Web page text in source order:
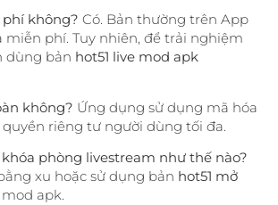
phí không? Có. Bản thường trên App
miễn phí. Tuy nhiên, để trải nghiệm
dùng bản hot51 live mod apk
không? Ứng dụng sử dụng mã hóa
quyền riêng tư người dùng tối đa.
khóa phòng livestream như thế nào?
xu hoặc sử dụng bản hot51 mở
apk.